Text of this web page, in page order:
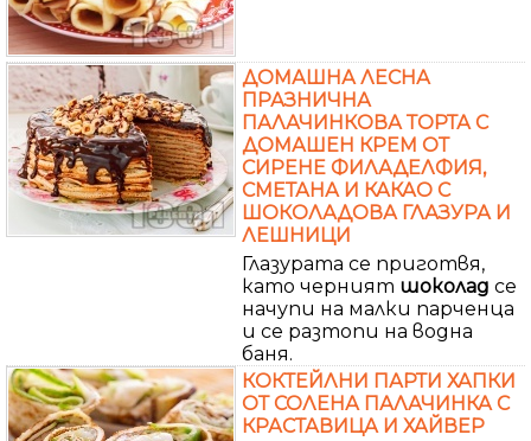
ДОМАШНА ЛЕСНА
ПРАЗНИЧНА
ПАЛАЧИНКОВА ТОРТА С
ДОМАШЕН КРЕМ ОТ
СИРЕНЕ ФИЛАДЕЛФИЯ,
СМЕТАНА И КАКАО С
ШОКОЛАДОВА ГЛАЗУРА И
ЛЕШНИЦИ
Глазурата се приготвя,
като черният шоколад се
начупи на малки парченца
и се разтопи на водна
баня.
КОКТЕЙЛНИ ПАРТИ ХАПКИ
ОТ СОЛЕНА ПАЛАЧИНКА С
КРАСТАВИЦА И ХАЙВЕР